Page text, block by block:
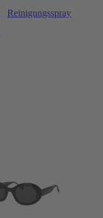
Reinigungsspray